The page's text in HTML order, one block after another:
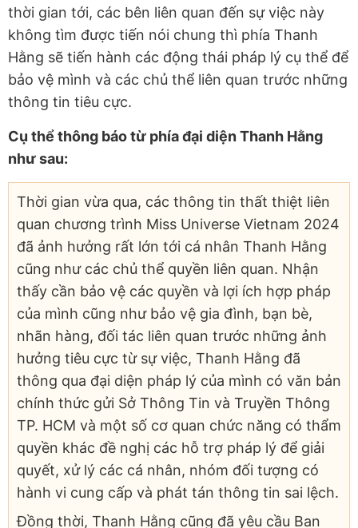
thời gian tới, các bên liên quan đến sự việc này
không tìm được tiến nói chung thì phía Thanh
Hằng sẽ tiến hành các động thái pháp lý cụ thể để
bảo vệ mình và các chủ thể liên quan trước những
thông tin tiêu cực.
Cụ thể thông báo từ phía đại diện Thanh Hằng
như sau:
Thời gian vừa qua, các thông tin thất thiệt liên
quan chương trình Miss Universe Vietnam 2024
đã ảnh hưởng rất lớn tới cá nhân Thanh Hằng
cũng như các chủ thể quyền liên quan. Nhận
thấy cần bảo vệ các quyền và lợi ích hợp pháp
của mình cũng như bảo vệ gia đình, bạn bè,
nhãn hàng, đối tác liên quan trước những ảnh
hưởng tiêu cực từ sự việc, Thanh Hằng đã
thông qua đại diện pháp lý của mình có văn bản
chính thức gửi Sở Thông Tin và Truyền Thông
TP. HCM và một số cơ quan chức năng có thẩm
quyền khác đề nghị các hỗ trợ pháp lý để giải
quyết, xử lý các cá nhân, nhóm đối tượng có
hành vi cung cấp và phát tán thông tin sai lệch.
Đồng thời, Thanh Hằng cũng đã yêu cầu Ban